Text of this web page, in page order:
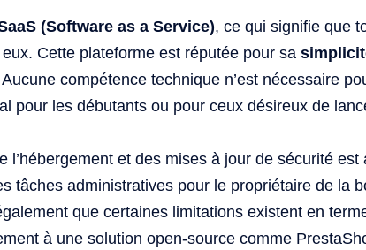
(Software as a Service), ce qui signifie que
Cette plateforme est réputée pour sa
compétence technique n’est nécessaire
pour les débutants ou pour ceux désireux de
l’hébergement et des mises à jour de sécurité est
tâches administratives pour le propriétaire de la
que certaines limitations existent en
à une solution open-source comme